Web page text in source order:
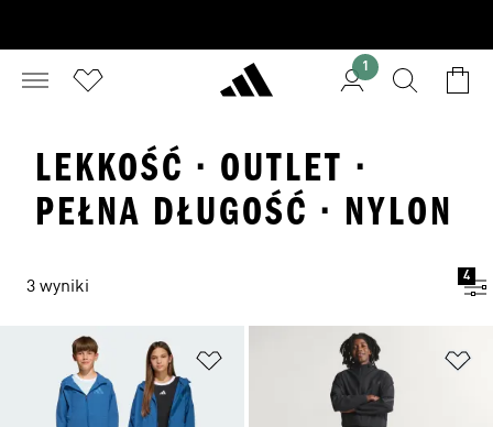
1
LEKKOŚĆ · OUTLET ·
PEŁNA DŁUGOŚĆ · NYLON
3 wyniki
4
Dodaj do listy życzeń